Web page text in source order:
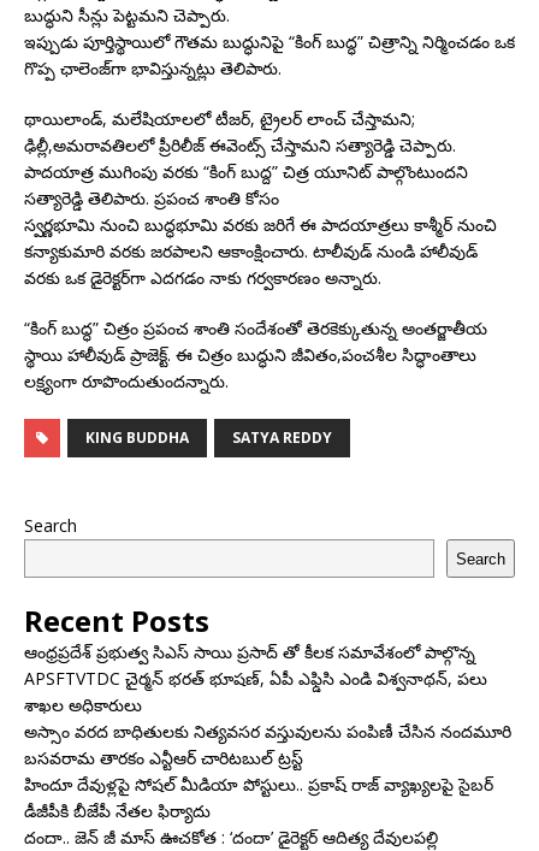
బుద్ధుని సీన్లు పెట్టమని చెప్పారు.
ఇప్పుడు పూర్తిస్థాయిలో గౌతమ బుద్ధునిపై “కింగ్ బుద్ధ” చిత్రాన్ని నిర్మించడం ఒక
గొప్ప ఛాలెంజ్‌గా భావిస్తున్నట్లు తెలిపారు.
థాయిలాండ్, మలేషియాలలో టీజర్, ట్రైలర్ లాంచ్ చేస్తామని;
ఢిల్లీ,అమరావతిలలో ప్రీరిలీజ్ ఈవెంట్స్ చేస్తామని సత్యారెడ్డి చెప్పారు.
పాదయాత్ర ముగింపు వరకు “కింగ్ బుద్ద” చిత్ర యూనిట్ పాల్గొంటుందని
సత్యారెడ్డి తెలిపారు. ప్రపంచ శాంతి కోసం
స్వర్ణభూమి నుంచి బుద్ధభూమి వరకు జరిగే ఈ పాదయాత్రలు కాశ్మీర్ నుంచి
కన్యాకుమారి వరకు జరపాలని ఆకాంక్షించారు. టాలీవుడ్ నుండి హాలీవుడ్
వరకు ఒక డైరెక్టర్‌గా ఎదగడం నాకు గర్వకారణం అన్నారు.
“కింగ్ బుద్ధ” చిత్రం ప్రపంచ శాంతి సందేశంతో తెరకెక్కుతున్న అంతర్జాతీయ
స్థాయి హాలీవుడ్ ప్రాజెక్ట్. ఈ చిత్రం బుద్ధుని జీవితం,పంచశీల సిద్ధాంతాలు
లక్ష్యంగా రూపొందుతుందన్నారు.
KING BUDDHA SATYA REDDY
Search
Search
Recent Posts
ఆంధ్రప్రదేశ్ ప్రభుత్వ సిఎస్ సాయి ప్రసాద్ తో కీలక సమావేశంలో పాల్గొన్న
APSFTVTDC చైర్మన్ భరత్ భూషణ్, ఏపీ ఎఫ్డిసి ఎండి విశ్వనాథన్, పలు
శాఖల అధికారులు
అస్సాం వరద బాధితులకు నిత్యవసర వస్తువులను పంపిణీ చేసిన నందమూరి
బసవరామ తారకం ఎన్టీఆర్ చారిటబుల్ ట్రస్ట్
హిందూ దేవుళ్లపై సోషల్ మీడియా పోస్టులు.. ప్రకాష్ రాజ్ వ్యాఖ్యలపై సైబర్
డీజీపీకి బీజేపీ నేతల ఫిర్యాదు
దందా.. జెన్ జీ మాస్ ఊచకోత : ‘దందా’ డైరెక్ట‌ర్ ఆదిత్య దేవులపల్లి